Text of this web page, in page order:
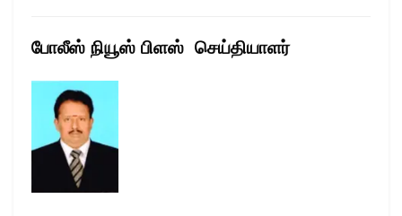
போலீஸ் நியூஸ் பிளஸ் செய்தியாளர்